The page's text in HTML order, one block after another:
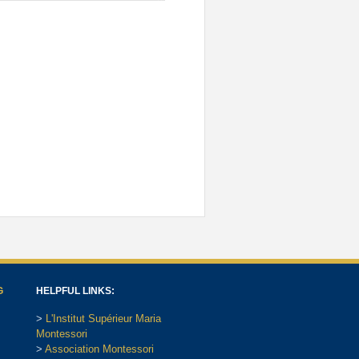
HELPFUL LINKS:
> L'Institut Supérieur Maria
Montessori
> Association Montessori